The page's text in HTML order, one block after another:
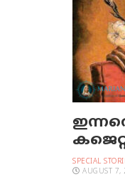
SPECIAL
AUGUST 7,